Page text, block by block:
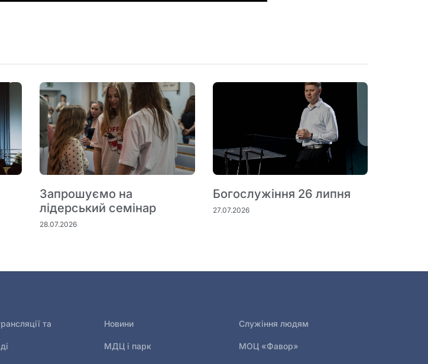
Запрошуємо на
лідерський семінар
28.07.2026
Богослужіння 26 липня
27.07.2026
та Новини
МДЦ і парк
Служіння людям
МОЦ «Фавор»